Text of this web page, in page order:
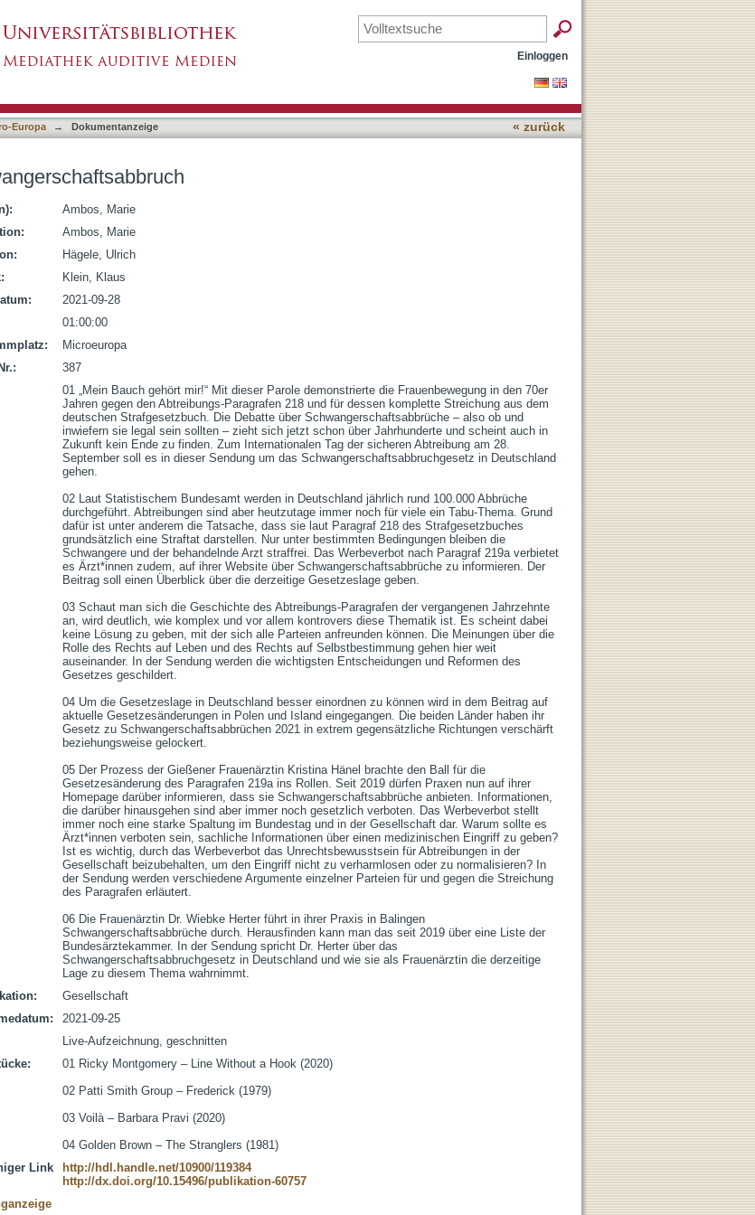
Einloggen
Europa → Dokumentanzeige « zurück
Ambos, Marie
Ambos, Marie
Hägele, Ulrich
Klein, Klaus
2021-09-28
01:00:00
Microeuropa
387
01 „Mein Bauch gehört mir!“ Mit dieser Parole demonstrierte die Frauenbewegung in den 70er
Jahren gegen den Abtreibungs-Paragrafen 218 und für dessen komplette Streichung aus dem
deutschen Strafgesetzbuch. Die Debatte über Schwangerschaftsabbrüche – also ob und
inwiefern sie legal sein sollten – zieht sich jetzt schon über Jahrhunderte und scheint auch in
Zukunft kein Ende zu finden. Zum Internationalen Tag der sicheren Abtreibung am 28.
September soll es in dieser Sendung um das Schwangerschaftsabbruchgesetz in Deutschland
gehen.
02 Laut Statistischem Bundesamt werden in Deutschland jährlich rund 100.000 Abbrüche
durchgeführt. Abtreibungen sind aber heutzutage immer noch für viele ein Tabu-Thema. Grund
dafür ist unter anderem die Tatsache, dass sie laut Paragraf 218 des Strafgesetzbuches
grundsätzlich eine Straftat darstellen. Nur unter bestimmten Bedingungen bleiben die
Schwangere und der behandelnde Arzt straffrei. Das Werbeverbot nach Paragraf 219a verbietet
es Ärzt*innen zudem, auf ihrer Website über Schwangerschaftsabbrüche zu informieren. Der
Beitrag soll einen Überblick über die derzeitige Gesetzeslage geben.
03 Schaut man sich die Geschichte des Abtreibungs-Paragrafen der vergangenen Jahrzehnte
an, wird deutlich, wie komplex und vor allem kontrovers diese Thematik ist. Es scheint dabei
keine Lösung zu geben, mit der sich alle Parteien anfreunden können. Die Meinungen über die
Rolle des Rechts auf Leben und des Rechts auf Selbstbestimmung gehen hier weit
auseinander. In der Sendung werden die wichtigsten Entscheidungen und Reformen des
Gesetzes geschildert.
04 Um die Gesetzeslage in Deutschland besser einordnen zu können wird in dem Beitrag auf
aktuelle Gesetzesänderungen in Polen und Island eingegangen. Die beiden Länder haben ihr
Gesetz zu Schwangerschaftsabbrüchen 2021 in extrem gegensätzliche Richtungen verschärft
beziehungsweise gelockert.
05 Der Prozess der Gießener Frauenärztin Kristina Hänel brachte den Ball für die
Gesetzesänderung des Paragrafen 219a ins Rollen. Seit 2019 dürfen Praxen nun auf ihrer
Homepage darüber informieren, dass sie Schwangerschaftsabbrüche anbieten. Informationen,
die darüber hinausgehen sind aber immer noch gesetzlich verboten. Das Werbeverbot stellt
immer noch eine starke Spaltung im Bundestag und in der Gesellschaft dar. Warum sollte es
Ärzt*innen verboten sein, sachliche Informationen über einen medizinischen Eingriff zu geben?
Ist es wichtig, durch das Werbeverbot das Unrechtsbewusstsein für Abtreibungen in der
Gesellschaft beizubehalten, um den Eingriff nicht zu verharmlosen oder zu normalisieren? In
der Sendung werden verschiedene Argumente einzelner Parteien für und gegen die Streichung
des Paragrafen erläutert.
06 Die Frauenärztin Dr. Wiebke Herter führt in ihrer Praxis in Balingen
Schwangerschaftsabbrüche durch. Herausfinden kann man das seit 2019 über eine Liste der
Bundesärztekammer. In der Sendung spricht Dr. Herter über das
Schwangerschaftsabbruchgesetz in Deutschland und wie sie als Frauenärztin die derzeitige
Lage zu diesem Thema wahrnimmt.
Gesellschaft
2021-09-25
Live-Aufzeichnung, geschnitten
01 Ricky Montgomery – Line Without a Hook (2020)
02 Patti Smith Group – Frederick (1979)
03 Voilà – Barbara Pravi (2020)
04 Golden Brown – The Stranglers (1981)
Link
http://hdl.handle.net/10900/119384
http://dx.doi.org/10.15496/publikation-60757